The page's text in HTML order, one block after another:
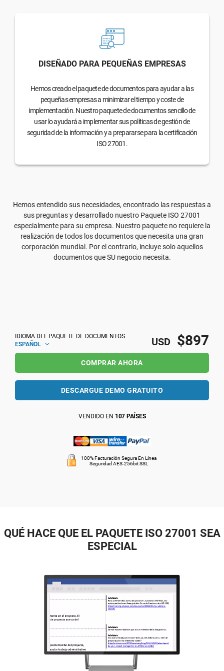
DISEÑADO PARA PEQUEÑAS EMPRESAS
Hemos creado el paquete de documentos para ayudar a las
pequeñas empresas a minimizar el tiempo y coste de
implementación. Nuestro paquete de documentos sencillo de
usar lo ayudará a implementar sus políticas de gestión de
seguridad de la información y a prepararse para la certificación
ISO 27001.
Hemos entendido sus necesidades, encontrado las respuestas a
sus preguntas y desarrollado nuestro Paquete ISO 27001
especialmente para su empresa. Nuestro paquete no requiere la
realización de todos los documentos que necesita una gran
corporación mundial. Por el contrario, incluye solo aquellos
documentos que SU negocio necesita.
IDIOMA DEL PAQUETE DE DOCUMENTOS
ESPAÑOL
USD $897
COMPRAR AHORA
DESCARGUE DEMO GRATUITO
VENDIDO EN 107 PAÍSES
100% Facturación Segura En Línea
Seguridad AES-256bit SSL
QUÉ HACE QUE EL PAQUETE ISO 27001 SEA
ESPECIAL